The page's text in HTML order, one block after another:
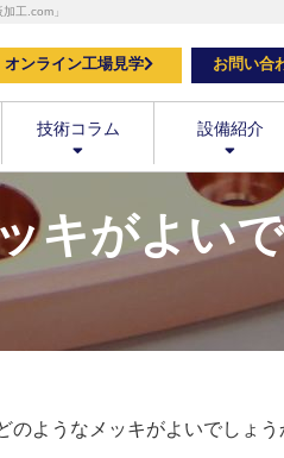
工.com」
お問い合
オンライン工場見学
技術コラム 設備紹介
キがよい
のようなメッキがよいでしょう